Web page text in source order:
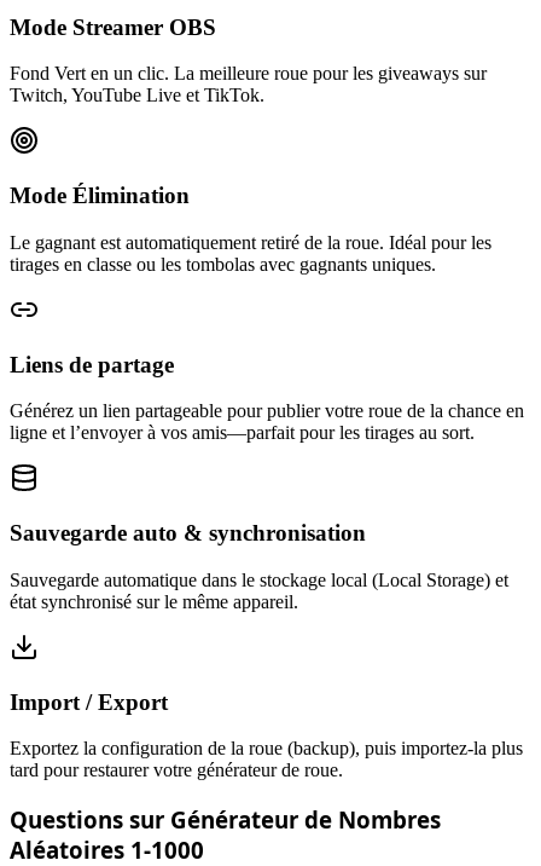
Mode Streamer OBS
Fond Vert en un clic. La meilleure roue pour les giveaways sur
Twitch, YouTube Live et TikTok.
Mode Élimination
Le gagnant est automatiquement retiré de la roue. Idéal pour les
tirages en classe ou les tombolas avec gagnants uniques.
Liens de partage
Générez un lien partageable pour publier votre roue de la chance en
ligne et l’envoyer à vos amis—parfait pour les tirages au sort.
Sauvegarde auto & synchronisation
Sauvegarde automatique dans le stockage local (Local Storage) et
état synchronisé sur le même appareil.
Import / Export
Exportez la configuration de la roue (backup), puis importez-la plus
tard pour restaurer votre générateur de roue.
Questions sur Générateur de Nombres
Aléatoires 1-1000